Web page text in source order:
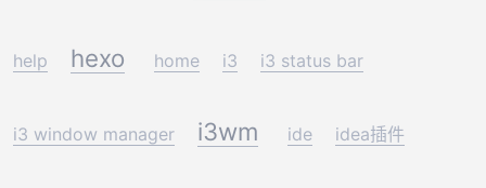
help hexo home i3 i3 status bar
i3 window manager i3wm ide idea插件